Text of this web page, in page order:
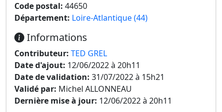
Code postal: 44650
Département: Loire-Atlantique (44)
Informations
Contributeur: TED GREL
Date d'ajout: 12/06/2022 à 20h11
Date de validation: 31/07/2022 à 15h21
Validé par: Michel ALLONNEAU
Dernière mise à jour: 12/06/2022 à 20h11